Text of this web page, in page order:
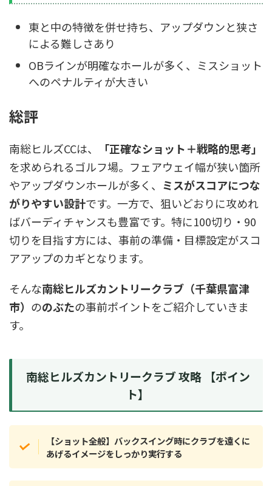
東と中の特徴を併せ持ち、アップダウンと狭さ
による難しさあり
OBラインが明確なホールが多く、ミスショット
へのペナルティが大きい
総評
南総ヒルズCCは、
「正確なショット＋戦略的思考」
を求められるゴルフ場。フェアウェイ幅が狭い箇所
やアップダウンホールが多く、 ミスがスコアにつな
がりやすい設計です。一方で、狙いどおりに攻めれ
ばバーディチャンスも豊富です。特に100切り・90
切りを目指す方には、事前の準備・目標設定がスコ
アアップのカギとなります。
そんな南総ヒルズカントリークラブ（千葉県富津
市） ののぶたの事前ポイントをご紹介していきま
す。
南総ヒルズカントリークラブ 攻略 【ポイン
ト】
【ショット全般】バックスイング時にクラブを遠くに
あげるイメージをしっかり実行する